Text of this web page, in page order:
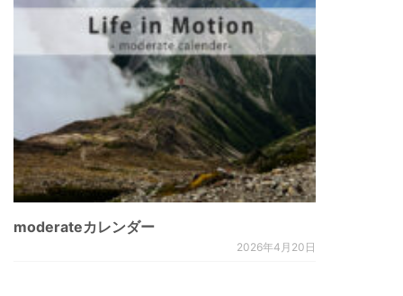
moderateカレンダー
2026年4月20日